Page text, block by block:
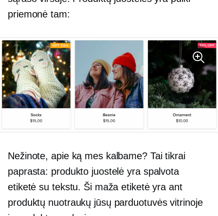
priemonė tam:
Nežinote, apie ką mes kalbame? Tai tikrai
paprasta: produkto juostelė yra spalvota
etiketė su tekstu. Ši maža etiketė yra ant
produktų nuotraukų jūsų parduotuvės vitrinoje